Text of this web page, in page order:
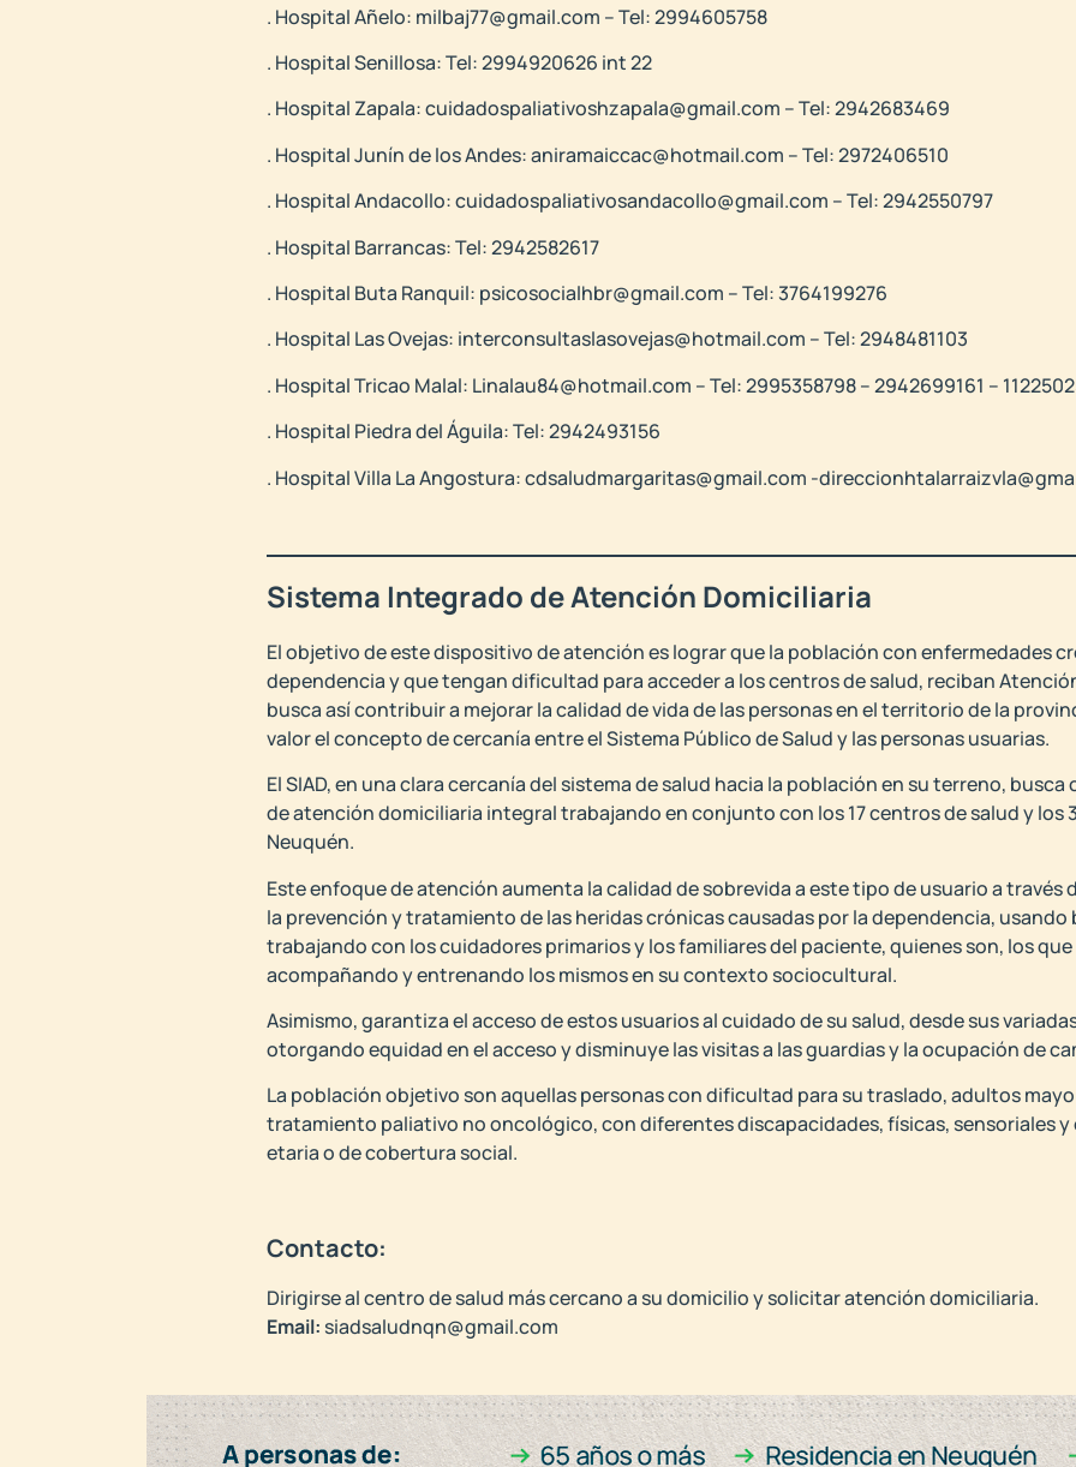
. Hospital Añelo: milbaj77@gmail.com – Tel: 2994605758
. Hospital Senillosa: Tel: 2994920626 int 22
. Hospital Zapala: cuidadospaliativoshzapala@gmail.com – Tel: 2942683469
. Hospital Junín de los Andes: aniramaiccac@hotmail.com – Tel: 2972406510
. Hospital Andacollo: cuidadospaliativosandacollo@gmail.com – Tel: 2942550797
. Hospital Barrancas: Tel: 2942582617
. Hospital Buta Ranquil: psicosocialhbr@gmail.com – Tel: 3764199276
. Hospital Las Ovejas: interconsultaslasovejas@hotmail.com – Tel: 2948481103
. Hospital Tricao Malal: Linalau84@hotmail.com – Tel: 2995358798 – 2942699161 –
. Hospital Piedra del Águila: Tel: 2942493156
. Hospital Villa La Angostura: cdsaludmargaritas@gmail.com -
Sistema Integrado de Atención Domiciliaria
El objetivo de este dispositivo de atención es lograr que la población con enfermedades
dependencia y que tengan dificultad para acceder a los centros de salud, reciban
busca así contribuir a mejorar la calidad de vida de las personas en el territorio de la
valor el concepto de cercanía entre el Sistema Público de Salud y las personas usuarias.
El SIAD, en una clara cercanía del sistema de salud hacia la población en su terreno,
de atención domiciliaria integral trabajando en conjunto con los 17 centros de salud y los
Neuquén.
Este enfoque de atención aumenta la calidad de sobrevida a este tipo de usuario a
la prevención y tratamiento de las heridas crónicas causadas por la dependencia,
trabajando con los cuidadores primarios y los familiares del paciente, quienes son, los
acompañando y entrenando los mismos en su contexto sociocultural.
Asimismo, garantiza el acceso de estos usuarios al cuidado de su salud, desde sus
otorgando equidad en el acceso y disminuye las visitas a las guardias y la ocupación de
La población objetivo son aquellas personas con dificultad para su traslado, adultos
tratamiento paliativo no oncológico, con diferentes discapacidades, físicas, sensoriales
etaria o de cobertura social.
Contacto:
Dirigirse al centro de salud más cercano a su domicilio y solicitar atención domiciliaria.
Email:siadsaludnqn@gmail.com